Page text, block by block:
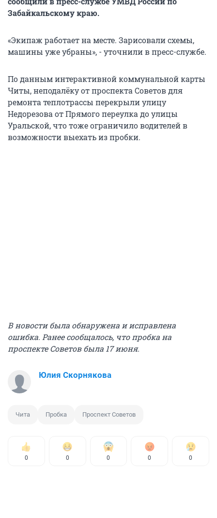
Забайкальскому краю.
«Экипаж работает на месте. Зарисовали схемы,
машины уже убраны», - уточнили в пресс-службе.
По данным интерактивной коммунальной карты
Читы, неподалёку от проспекта Советов для
ремонта теплотрассы перекрыли улицу
Недорезова от Прямого переулка до улицы
Уральской, что тоже ограничило водителей в
возможности выехать из пробки.
В новости была обнаружена и исправлена
ошибка. Ранее сообщалось, что пробка на
проспекте Советов была 17 июня.
Юлия Скорнякова
Чита Пробка Проспект Советов
0 0 0 0 0